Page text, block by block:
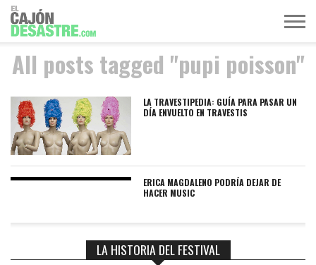
MÚSICA
TELEVISIÓN
POLÍTICA
ACTUALIDAD
EUROVISIÓN
All posts tagged "pupi poisson"
LA TRAVESTIPEDIA: GUÍA PARA PASAR UN
DÍA ENVUELTO EN TRAVESTIS
ERICA MAGDALENO PODRÍA DEJAR DE
HACER MUSIC
LA HISTORIA DEL FESTIVAL